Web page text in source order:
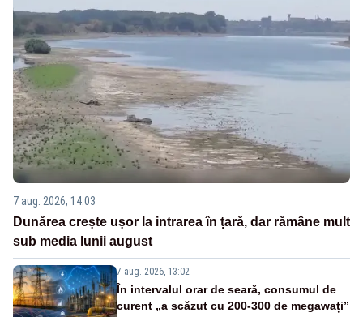
7 aug. 2026, 14:03
Dunărea crește ușor la intrarea în țară, dar rămâne mult
sub media lunii august
7 aug. 2026, 13:02
În intervalul orar de seară, consumul de
curent „a scăzut cu 200-300 de megawați”